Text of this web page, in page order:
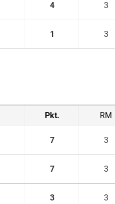
4 3
1 3
Pkt. RM
7 3
7 3
3 3